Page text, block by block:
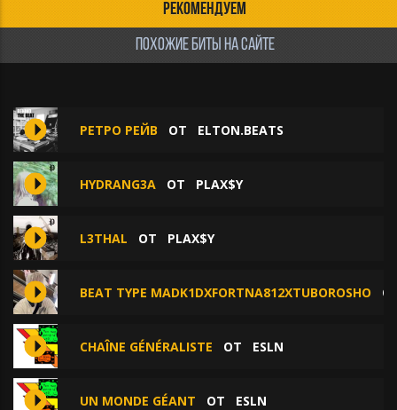
РЕКОМЕНДУЕМ
ПОХОЖИЕ БИТЫ НА САЙТЕ
РЕТРО РЕЙВ ОТ ELTON.BEATS
HYDRANG3A ОТ PLAX$Y
L3THAL ОТ PLAX$Y
BEAT TYPE MADK1DXFORTNA812XTUBOROSHO
CHAÎNE GÉNÉRALISTE ОТ ESLN
UN MONDE GÉANT ОТ ESLN